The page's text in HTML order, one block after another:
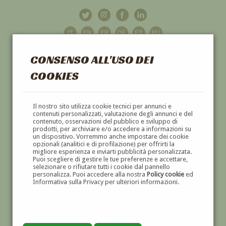
CONSENSO ALL'USO DEI
COOKIES
Il nostro sito utilizza cookie tecnici per annunci e
contenuti personalizzati, valutazione degli annunci e del
contenuto, osservazioni del pubblico e sviluppo di
prodotti, per archiviare e/o accedere a informazioni su
un dispositivo. Vorremmo anche impostare dei cookie
opzionali (analitici e di profilazione) per offrirti la
migliore esperienza e inviarti pubblicità personalizzata.
Puoi scegliere di gestire le tue preferenze e accettare,
selezionare o rifiutare tutti i cookie dal pannello
personalizza. Puoi accedere alla nostra Policy cookieed
Informativa sulla Privacy per ulteriori informazioni.
GALLERIAD'ARTE
DIPINTI E SCULTURE '800 E '900